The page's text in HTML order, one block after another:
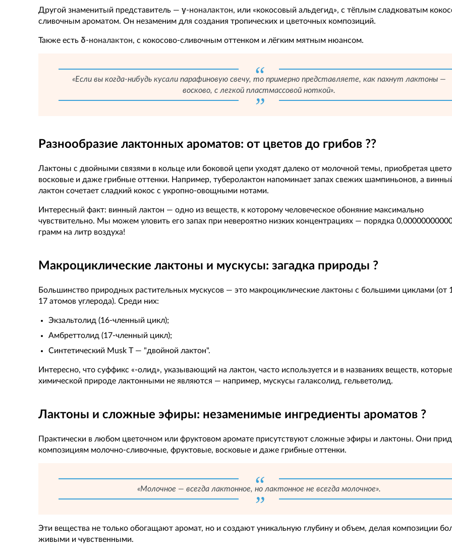
Другой знаменитый представитель — γ-ноналактон, или «кокосовый альдегид», с тёплым сладковатым
сливочным ароматом. Он незаменим для создания тропических и цветочных композиций.
Также есть δ-ноналактон, с кокосово-сливочным оттенком и лёгким мятным нюансом.
«Если вы когда-нибудь кусали парафиновую свечу, то примерно представляете, как пахнут лактоны —
восково, с легкой пластмассовой ноткой».
Разнообразие лактонных ароматов: от цветов до грибов ??
Лактоны с двойными связями в кольце или боковой цепи уходят далеко от молочной темы, приобретая
восковые и даже грибные оттенки. Например, туберолактон напоминает запах свежих шампиньонов, а
лактон сочетает сладкий кокос с укропно-овощными нотами.
Интересный факт: винный лактон — одно из веществ, к которому человеческое обоняние максимально
чувствительно. Мы можем уловить его запах при невероятно низких концентрациях — порядка
грамм на литр воздуха!
Макроциклические лактоны и мускусы: загадка природы ?
Большинство природных растительных мускусов — это макроциклические лактоны с большими циклами (от
17 атомов углерода). Среди них:
Экзальтолид (16-членный цикл);
Амбреттолид (17-членный цикл);
Синтетический Musk T — "двойной лактон".
Интересно, что суффикс «-олид», указывающий на лактон, часто используется и в названиях веществ,
химической природе лактонными не являются — например, мускусы галаксолид, гельветолид.
Лактоны и сложные эфиры: незаменимые ингредиенты ароматов ?
Практически в любом цветочном или фруктовом аромате присутствуют сложные эфиры и лактоны. Они
композициям молочно-сливочные, фруктовые, восковые и даже грибные оттенки.
«Молочное — всегда лактонное, но лактонное не всегда молочное».
Эти вещества не только обогащают аромат, но и создают уникальную глубину и объем, делая композиции
живыми и чувственными.